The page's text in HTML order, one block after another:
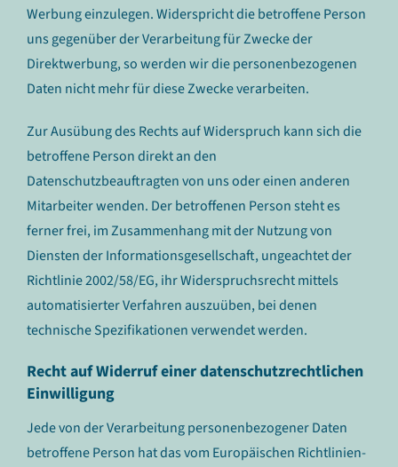
Werbung einzulegen. Widerspricht die betroffene Person
uns gegenüber der Verarbeitung für Zwecke der
Direktwerbung, so werden wir die personenbezogenen
Daten nicht mehr für diese Zwecke verarbeiten.
Zur Ausübung des Rechts auf Widerspruch kann sich die
betroffene Person direkt an den
Datenschutzbeauftragten von uns oder einen anderen
Mitarbeiter wenden. Der betroffenen Person steht es
ferner frei, im Zusammenhang mit der Nutzung von
Diensten der Informationsgesellschaft, ungeachtet der
Richtlinie 2002/58/EG, ihr Widerspruchsrecht mittels
automatisierter Verfahren auszuüben, bei denen
technische Spezifikationen verwendet werden.
Recht auf Widerruf einer datenschutzrechtlichen
Einwilligung
Jede von der Verarbeitung personenbezogener Daten
betroffene Person hat das vom Europäischen Richtlinien-